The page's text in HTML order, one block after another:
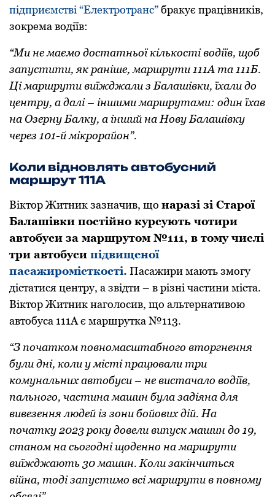
підприємстві “Електротранс”бракує працівників,
зокрема водіїв:
“Ми не маємо достатньої кількості водіїв, щоб
запустити, як раніше, маршрути 111А та 111Б.
Ці маршрути виїжджали з Балашівки, їхали до
центру, а далі – іншими маршрутами: один їхав
на Озерну Балку, а інший на Нову Балашівку
через 101-й мікрорайон”.
Коли відновлять автобусний
маршрут 111А
Віктор Житник зазначив, що наразі зі Старої
Балашівки постійно курсують чотири
автобуси за маршрутом №111, в тому числі
три автобуси підвищеної
пасажиромісткості. Пасажири мають змогу
дістатися центру, а звідти – в різні частини міста.
Віктор Житник наголосив, що альтернативою
автобуса 111А є маршрутка №113.
“З початком повномасштабного вторгнення
були дні, коли у місті працювали три
комунальних автобуси – не вистачало водіїв,
пального, частина машин була задіяна для
вивезення людей із зони бойових дій. На
початку 2023 року довели випуск машин до 19,
станом на сьогодні щоденно на маршрути
виїжджають 30 машин. Коли закінчиться
війна, тоді запустимо всі маршрути в повному